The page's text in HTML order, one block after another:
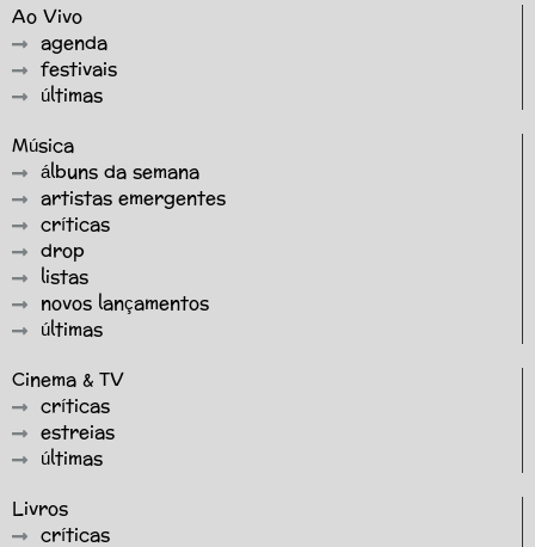
Ao Vivo
agenda
festivais
últimas
Música
álbuns da semana
artistas emergentes
críticas
drop
listas
novos lançamentos
últimas
Cinema & TV
críticas
estreias
últimas
Livros
críticas